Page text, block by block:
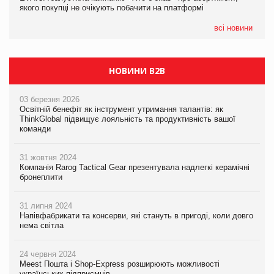
якого покупці не очікують побачити на платформі
всі новини
Мережа супермаркетів VARUS купує мережу магазинів
НОВИНИ B2B
03 березня 2026
Освітній бенефіт як інструмент утримання талантів: як
ThinkGlobal підвищує лояльність та продуктивність вашої
команди
31 жовтня 2024
Компанія Rarog Tactical Gear презентувала надлегкі керамічні
бронеплити
31 липня 2024
Напівфабрикати та консерви, які стануть в пригоді, коли довго
нема світла
24 червня 2024
Meest Пошта і Shop-Express розширюють можливості